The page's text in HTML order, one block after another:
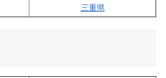
三重県